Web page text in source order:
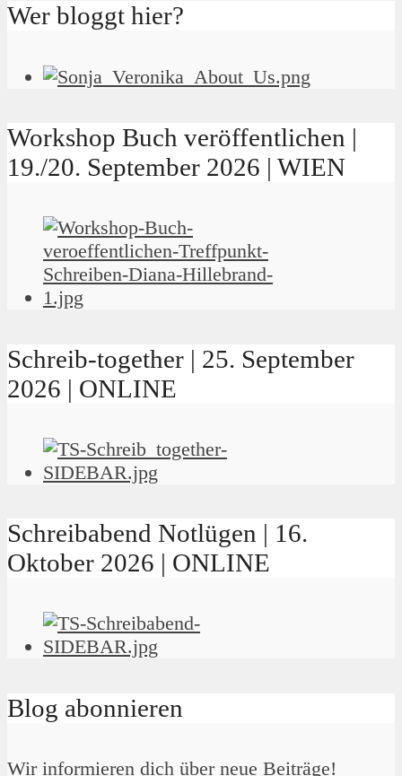
Wer bloggt hier?
Workshop Buch veröffentlichen |
19./20. September 2026 | WIEN
Schreib-together | 25. September
2026 | ONLINE
Schreibabend Notlügen | 16.
Oktober 2026 | ONLINE
Blog abonnieren
Wir informieren dich über neue Beiträge!